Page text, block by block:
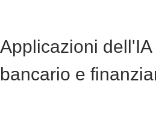
Applicazioni
bancario e